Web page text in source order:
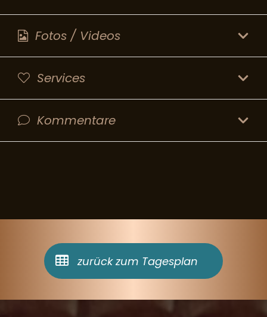
Fotos / Videos
Services
Kommentare
zurück zum Tagesplan